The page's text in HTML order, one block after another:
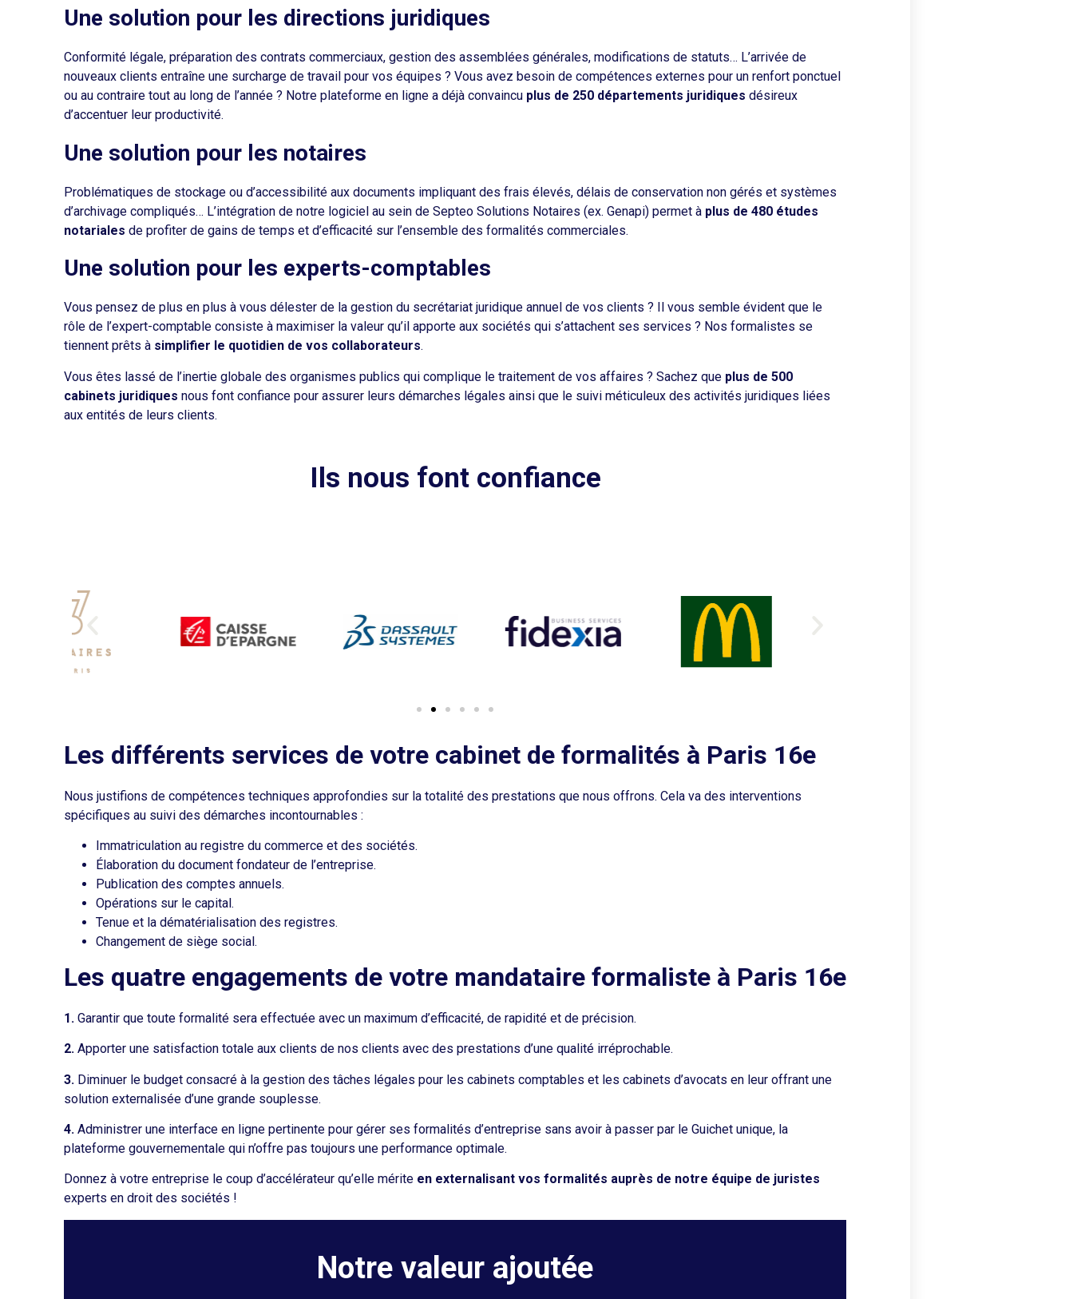
Une solution pour les directions juridiques
Conformité légale, préparation des contrats commerciaux, gestion des assemblées générales, modifications de statuts… L’arrivée de
nouveaux clients entraîne une surcharge de travail pour vos équipes ? Vous avez besoin de compétences externes pour un renfort ponctuel
ou au contraire tout au long de l’année ? Notre plateforme en ligne a déjà convaincu plus de 250 départements juridiques désireux
d’accentuer leur productivité.
Une solution pour les notaires
Problématiques de stockage ou d’accessibilité aux documents impliquant des frais élevés, délais de conservation non gérés et systèmes
d’archivage compliqués… L’intégration de notre logiciel au sein de Septeo Solutions Notaires (ex. Genapi) permet à plus de 480 études
notariales de profiter de gains de temps et d’efficacité sur l’ensemble des formalités commerciales.
Une solution pour les experts-comptables
Vous pensez de plus en plus à vous délester de la gestion du secrétariat juridique annuel de vos clients ? Il vous semble évident que le
rôle de l’expert-comptable consiste à maximiser la valeur qu’il apporte aux sociétés qui s’attachent ses services ? Nos formalistes se
tiennent prêts à simplifier le quotidien de vos collaborateurs.
Vous êtes lassé de l’inertie globale des organismes publics qui complique le traitement de vos affaires ? Sachez que plus de 500
cabinets juridiques nous font confiance pour assurer leurs démarches légales ainsi que le suivi méticuleux des activités juridiques liées
aux entités de leurs clients.
Ils nous font confiance
Les différents services de votre cabinet de formalités à Paris 16e
Nous justifions de compétences techniques approfondies sur la totalité des prestations que nous offrons. Cela va des interventions
spécifiques au suivi des démarches incontournables :
Immatriculation au registre du commerce et des sociétés.
Élaboration du document fondateur de l’entreprise.
Publication des comptes annuels.
Opérations sur le capital.
Tenue et la dématérialisation des registres.
Changement de siège social.
Les quatre engagements de votre mandataire formaliste à Paris 16e
1. Garantir que toute formalité sera effectuée avec un maximum d’efficacité, de rapidité et de précision.
2. Apporter une satisfaction totale aux clients de nos clients avec des prestations d’une qualité irréprochable.
3. Diminuer le budget consacré à la gestion des tâches légales pour les cabinets comptables et les cabinets d’avocats en leur offrant une
solution externalisée d’une grande souplesse.
4. Administrer une interface en ligne pertinente pour gérer ses formalités d’entreprise sans avoir à passer par le Guichet unique, la
plateforme gouvernementale qui n’offre pas toujours une performance optimale.
Donnez à votre entreprise le coup d’accélérateur qu’elle mérite en externalisant vos formalités auprès de notre équipe de juristes
experts en droit des sociétés !
Notre valeur ajoutée